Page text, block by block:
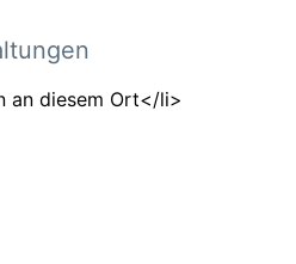
an diesem Ort</li>